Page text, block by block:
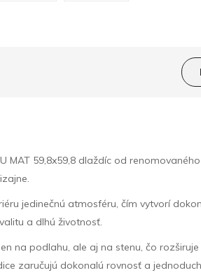
MAT 59,8x59,8 dlaždíc od
jedinečnú atmosféru, čím vytvorí
a dlhú životnosť.
na podlahu, ale aj na stenu, čo
zaručujú dokonalú rovnosť a